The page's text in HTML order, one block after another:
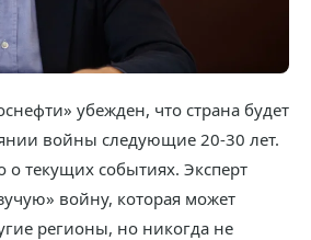
убежден, что страна будет
войны следующие 20-30 лет.
о текущих событиях. Эксперт
войну, которая может
регионы, но никогда не